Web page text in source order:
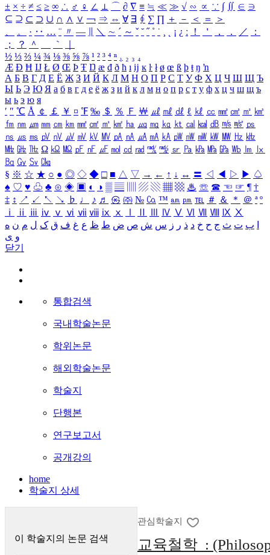
± × ÷ ≠ ≤ ≥ ∞ ∴ ♂ ♀ ∠ ⊥ ⌒ ∂ ∇ ≡ ≒ ≪ ≫ √ ∽ ∝ ∵ ∫ ∬ ∈ ∋
⊆ ⊇ ⊂ ⊃ ∪ ∩ ∧ ∨ ￢ ⇒ ⇔ ∀ ∃ ∮ ∑ ∏ ＋ － ＜ ＝
＞
、
。 · ‥ … ¨ 〃 ― ＼ ∼ ´ ～ ˇ ˘ ˝ ˚ ˙ ¸ ¡ ¿ ː ！ ＇ ， ． ／
：
；
？ ＾ ｀
½ ⅓ ⅔ ¼ ¾ ⅛ ⅜ ⅝ ⅞ ¹ ² ³ ⁴ ⁿ ₁ ₂ ₃ ₄
Æ Ð Ħ Ĳ Ł Ø Œ Þ Ŧ Ŋ æ đ ð ħ ı ĳ ĸ ŀ ł ø œ ß þ ŧ ŋ ŉ
А Б В Г Д Е Ё Ж З И Й К Л М Н О П Р С Т У Ф Х Ц Ч Ш Щ Ъ
Ы Ь Э Ю Я а б в г д е ё ж з и й к л м н о п р с т у ф х ц ч ш щ ъ
ы ь э ю я
′ ″ ℃ Å ￠ ￡ ￥ ¤ ℉ ‰ ＄ ％ Ｆ ￦ ㎕ ㎖ ㎗ ℓ ㎘ ㏄ ㎣ ㎤ ㎥ ㎦
㎙ ㎚ ㎛ ㎜ ㎝ ㎞ ㎟ ㎠ ㎡ ㎢ ㏊ ㎍ ㎎ ㎏ ㏏ ㎈ ㎉ ㏈ ㎧ ㎨ ㎰
㎱ ㎲ ㎳ ㎴ ㎵ ㎶ ㎷ ㎸ ㎹ ㎀ ㎁ ㎂ ㎃ ㎄ ㎺ ㎻ ㎽ ㎾ ㎿ ㎐ ㎑
㎒ ㎓ ㎔ Ω ㏀ ㏁ ㎊ ㎋ ㎌ ㏖ ㏅ ㎭ ㎮ ㎯ ㏛ ㎩ ㎪ ㎫ ㎬ ㏝ ㏐
㏓
㏃ ㏉ ㏜ ㏆
§ ※ ☆ ★ ○ ● ◎ ◇ ◆ □ ■ △ ▽ → ← ↑ ↓ ↔ 〓 ◁ ◀ ▷ ▶ ♤
♠ ♡ ♥ ♧ ♣ ⊙ ◈ ▣ ◐ ◑ ▒ ▤ ▨ ▧ ▦ ▩ ♨ ☏ ☎ ☜ ☞ ¶ †
‡ ↕ ↗ ↙ ↖ ↘ ♭ ♩ ♪ ♬ ㉿ ㈜ № ㏇ ™ ㏂ ㏘ ℡ ＃ ＆ ＊ ＠ ª º
ⅰ
ⅱ ⅲ ⅳ ⅴ ⅵ ⅶ ⅷ ⅸ ⅹ Ⅳ Ⅴ Ⅵ Ⅶ Ⅷ Ⅸ Ⅹ
ب ت ث ج ح خ د ذ ر ز س ش ص ض ط ظ ع غ ف ق ک ل م ن ه
و ی
닫기
통합검색
국내학술논문
학위논문
해외학술논문
학술지
단행본
연구보고서
공개강의
home
학술지 상세
이 학술지의 논문 검색
관심학술지
교육철학 :